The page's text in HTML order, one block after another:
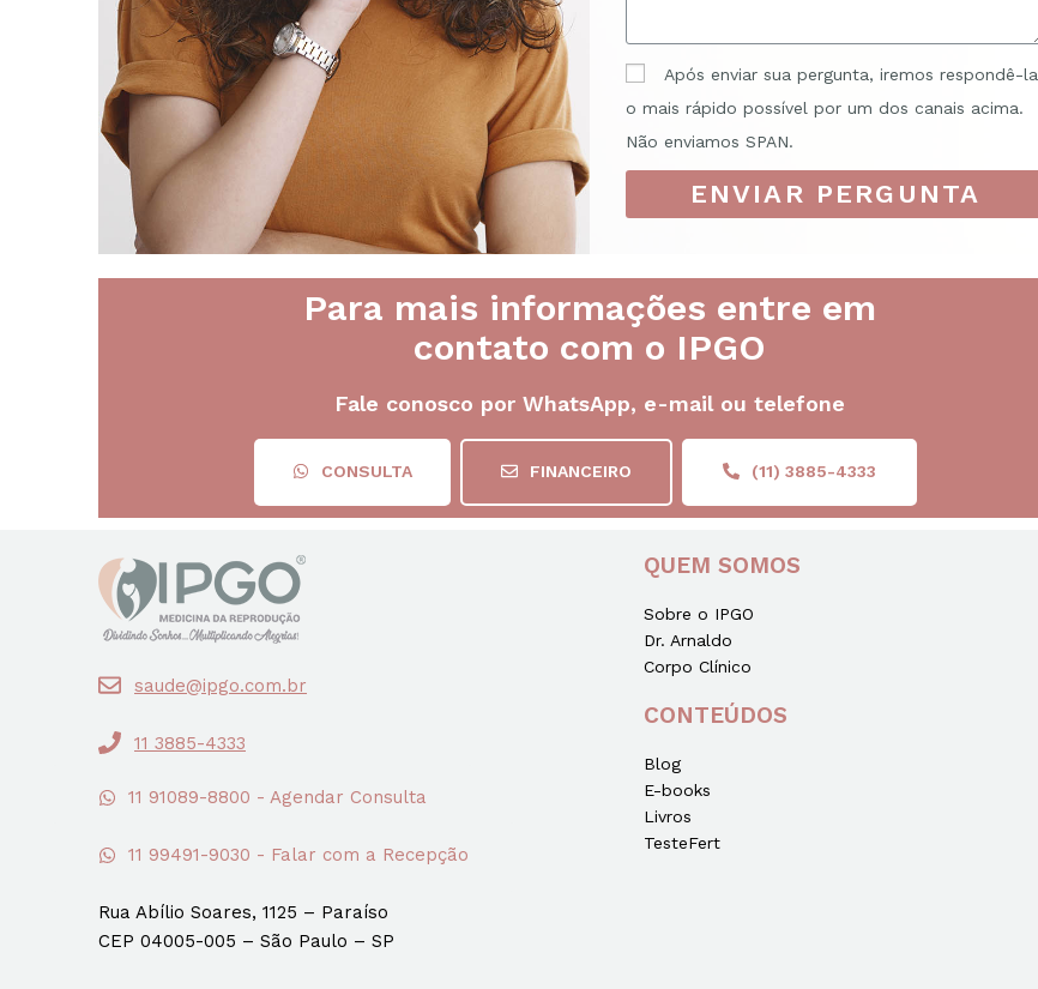
Após enviar sua pergunta, iremos respondê-la
o mais rápido possível por um dos canais acima.
Não enviamos SPAN.
ENVIAR PERGUNTA
Para mais informações entre em
contato com o IPGO
Fale conosco por WhatsApp, e-mail ou telefone
CONSULTA FINANCEIRO (11) 3885-4333
saude@ipgo.com.br
11 3885-4333
11 91089-8800 - Agendar Consulta
11 99491-9030 - Falar com a Recepção
Rua Abílio Soares, 1125 – Paraíso
CEP 04005-005 – São Paulo – SP
QUEM SOMOS
Sobre o IPGO
Dr. Arnaldo
Corpo Clínico
CONTEÚDOS
Blog
E-books
Livros
TesteFert